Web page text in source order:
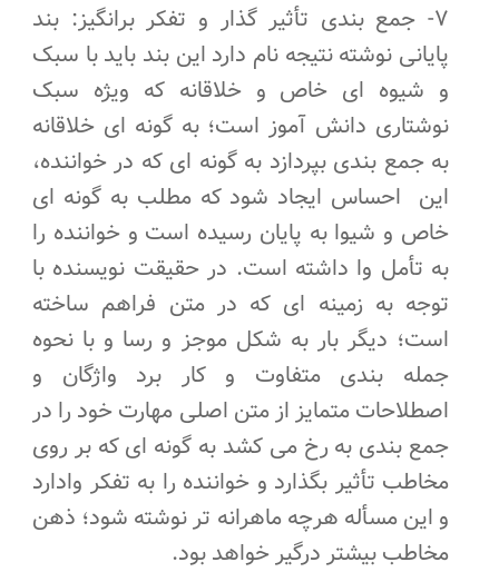
۷- جمع بندی تأثیر گذار و تفکر برانگیز: بند
پایانی نوشته نتیجه نام دارد این بند باید با سبک
و شیوه ای خاص و خلاقانه که ویژه سبک
نوشتاری دانش آموز است؛ به گونه ای خلاقانه
به جمع بندی بپردازد به گونه ای که در خواننده،
این احساس ایجاد شود که مطلب به گونه ای
خاص و شیوا به پایان رسیده است و خواننده را
به تأمل وا داشته است. در حقیقت نویسنده با
توجه به زمینه ای که در متن فراهم ساخته
است؛ دیگر بار به شکل موجز و رسا و با نحوه
جمله بندی متفاوت و کار برد واژگان و
اصطلاحات متمایز از متن اصلی مهارت خود را در
جمع بندی به رخ می کشد به گونه ای که بر روی
مخاطب تأثیر بگذارد و خواننده را به تفکر وادارد
و این مسأله هرچه ماهرانه تر نوشته شود؛ ذهن
مخاطب بیشتر درگیر خواهد بود.